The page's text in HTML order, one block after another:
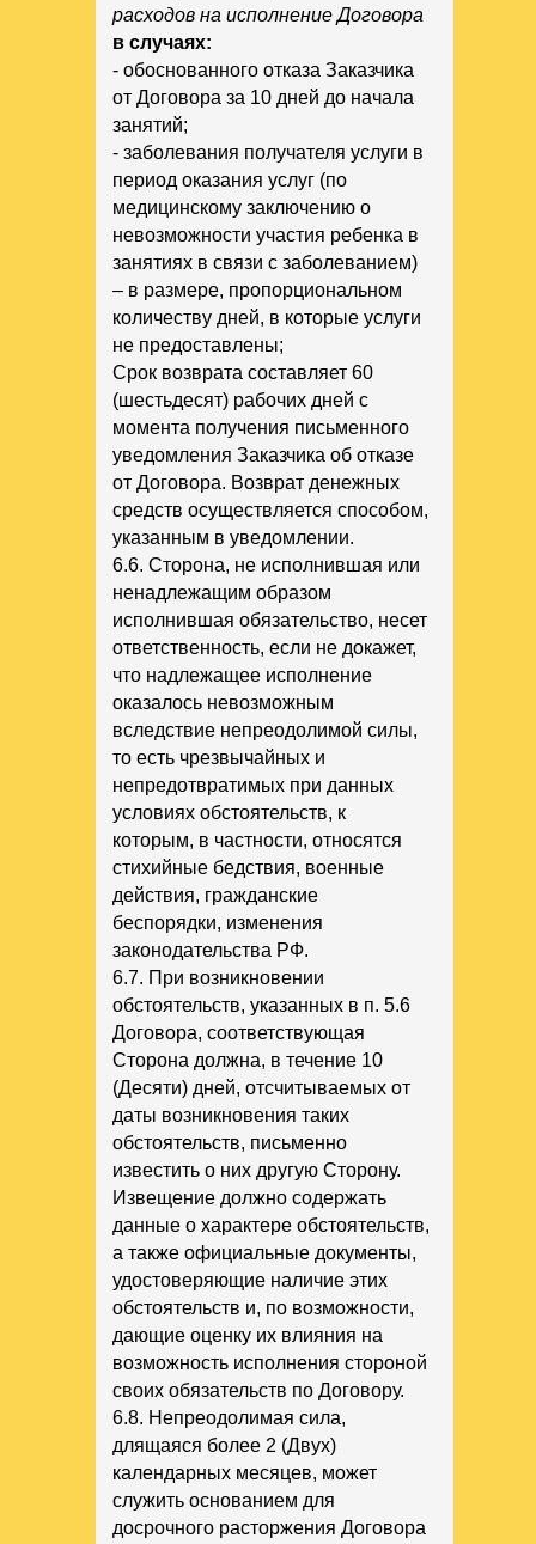
расходов на исполнение Договора
в случаях:
- обоснованного отказа Заказчика
от Договора за 10 дней до начала
занятий;
- заболевания получателя услуги в
период оказания услуг (по
медицинскому заключению о
невозможности участия ребенка в
занятиях в связи с заболеванием)
– в размере, пропорциональном
количеству дней, в которые услуги
не предоставлены;
Срок возврата составляет 60
(шестьдесят) рабочих дней с
момента получения письменного
уведомления Заказчика об отказе
от Договора. Возврат денежных
средств осуществляется способом,
указанным в уведомлении.
6.6. Сторона, не исполнившая или
ненадлежащим образом
исполнившая обязательство, несет
ответственность, если не докажет,
что надлежащее исполнение
оказалось невозможным
вследствие непреодолимой силы,
то есть чрезвычайных и
непредотвратимых при данных
условиях обстоятельств, к
которым, в частности, относятся
стихийные бедствия, военные
действия, гражданские
беспорядки, изменения
законодательства РФ.
6.7. При возникновении
обстоятельств, указанных в п. 5.6
Договора, соответствующая
Сторона должна, в течение 10
(Десяти) дней, отсчитываемых от
даты возникновения таких
обстоятельств, письменно
известить о них другую Сторону.
Извещение должно содержать
данные о характере обстоятельств,
а также официальные документы,
удостоверяющие наличие этих
обстоятельств и, по возможности,
дающие оценку их влияния на
возможность исполнения стороной
своих обязательств по Договору.
6.8. Непреодолимая сила,
длящаяся более 2 (Двух)
календарных месяцев, может
служить основанием для
досрочного расторжения Договора